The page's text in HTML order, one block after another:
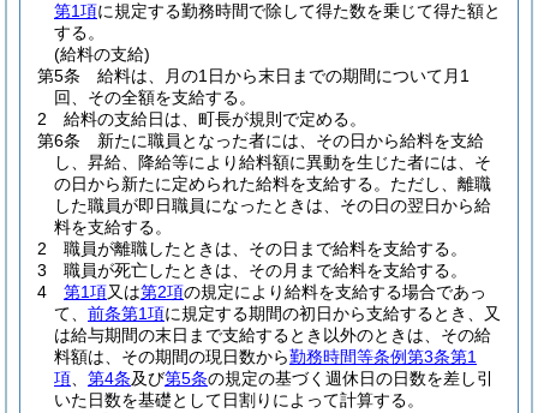
第1項に規定する勤務時間で除して得た数を乗じて得た額と
する。
(給料の支給)
第5条
給料は、月の1日から末日までの期間について月1
回、その全額を支給する。
2
給料の支給日は、町長が規則で定める。
第6条
新たに職員となった者には、その日から給料を支給
し、昇給、降給等により給料額に異動を生じた者には、そ
の日から新たに定められた給料を支給する。 ただし、離職
した職員が即日職員になったときは、その日の翌日から給
料を支給する。
2
職員が離職したときは、その日まで給料を支給する。
3
職員が死亡したときは、その月まで給料を支給する。
4
第1項又は第2項の規定により給料を支給する場合であっ
て、 前条第1項に規定する期間の初日から支給するとき、又
は給与期間の末日まで支給するとき以外のときは、その給
料額は、その期間の現日数から勤務時間等条例第3条第1
項
第4条及び第5条の規定の基づく週休日の日数を差し引
いた日数を基礎として日割りによって計算する。